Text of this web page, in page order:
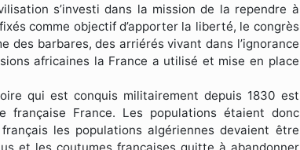
s’investi dans la mission de la rependre à
comme objectif d’apporter la liberté, le congrès
des barbares, des arriérés vivant dans l’ignorance
africaines la France a utilisé et mise en place
qui est conquis militairement depuis 1830 est
française France. Les populations étaient donc
les populations algériennes devaient être